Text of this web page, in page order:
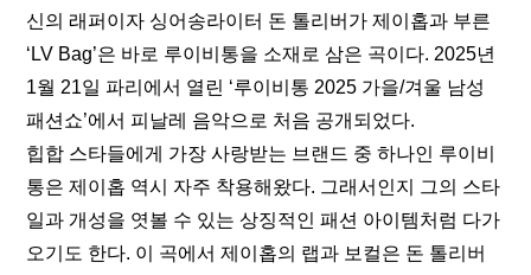
신의 래퍼이자 싱어송라이터 돈 톨리버가 제이홉과 부른
‘LV Bag’은 바로 루이비통을 소재로 삼은 곡이다. 2025년
1월 21일 파리에서 열린 ‘루이비통 2025 가을/겨울 남성
패션쇼’에서 피날레 음악으로 처음 공개되었다.
힙합 스타들에게 가장 사랑받는 브랜드 중 하나인 루이비
통은 제이홉 역시 자주 착용해왔다. 그래서인지 그의 스타
일과 개성을 엿볼 수 있는 상징적인 패션 아이템처럼 다가
오기도 한다. 이 곡에서 제이홉의 랩과 보컬은 돈 톨리버